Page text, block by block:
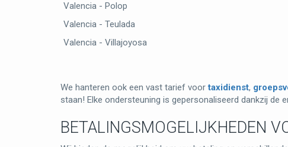
Valencia - Polop
Valencia - Teulada
Valencia - Villajoyosa
We hanteren ook een vast tarief voortaxidienst,
staan! Elke ondersteuning is gepersonaliseerd dankzij de
BETALINGSMOGELIJKHEDEN